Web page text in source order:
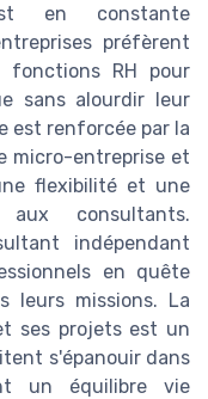
en constante
préfèrent
fonctions RH pour
sans alourdir leur
est renforcée par la
micro-entreprise et
flexibilité et une
consultants.
indépendant
en quête
leurs missions. La
ses projets est un
s'épanouir dans
un équilibre vie